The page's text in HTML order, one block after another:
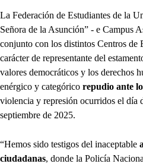
La Federación de Estudiantes de la
Señora de la Asunción” - e Campus
conjunto con los distintos Centros de
carácter de representante del
valores democráticos y los derechos
enérgico y categórico repudio ante
violencia y represión ocurridos el día
septiembre de 2025.
“Hemos sido testigos del inaceptable
ciudadanas, donde la Policía